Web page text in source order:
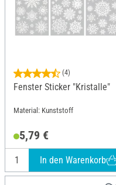
(4)
Fenster Sticker "Kristalle"
Material: Kunststoff
5,79 €
In den Warenkorb